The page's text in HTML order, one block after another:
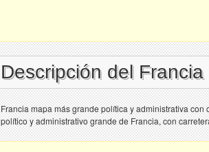
Descripción del Francia
Francia mapa más grande política y administrativa
político y administrativo grande de Francia, con